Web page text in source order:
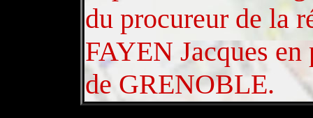
du procureur de la
FAYEN Jacques
de GRENOBLE.